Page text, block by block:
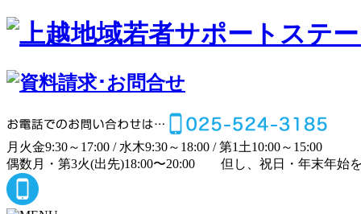
月 火金9:30～17:00 / 水木9:30～18:00 /第1土10:00～15:00
偶数月・第3火(出先)18:00〜20:00 但し、祝日・年末年始